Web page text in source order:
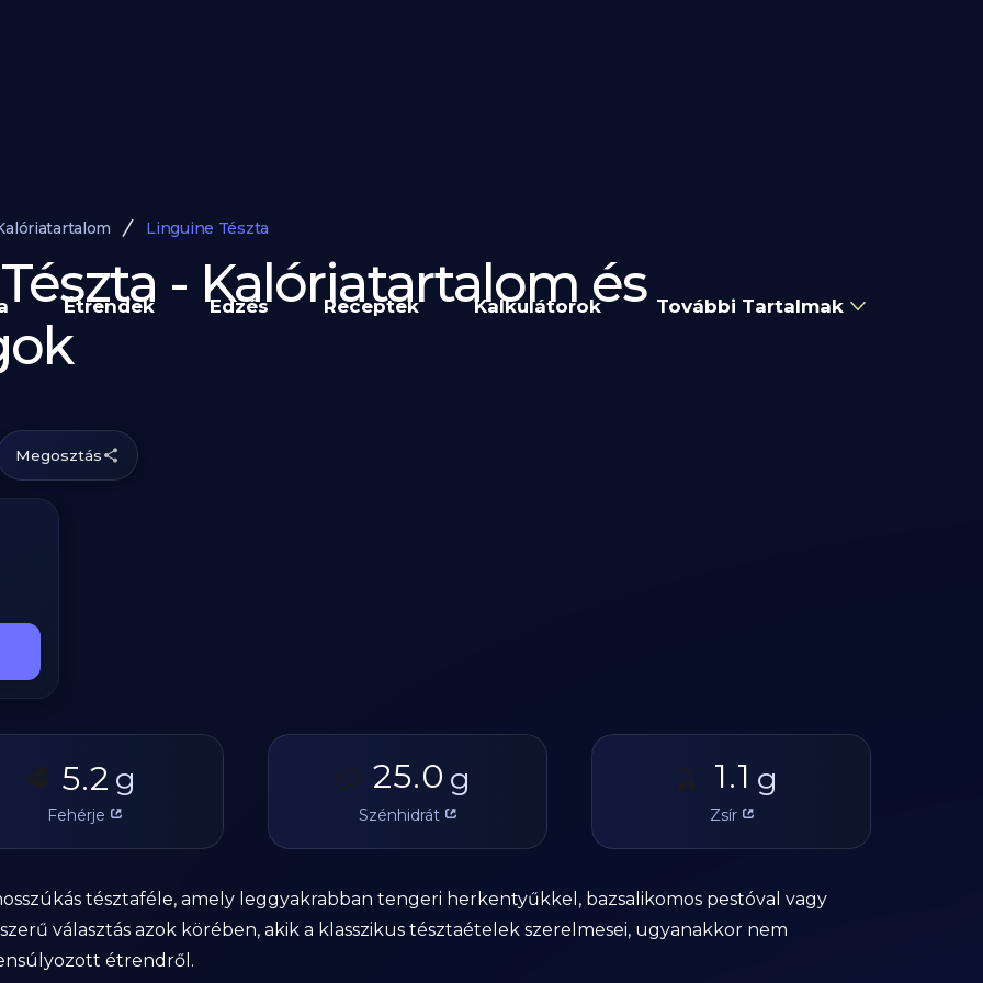
Étrendek Edzés Receptek Kalkulátorok További Tartalmak
Linguine Tészta
- Kalóriatartalom és
Megosztás
🥩 5.2 g
Fehérje
🥔 25.0 g
Szénhidrát
🫒 1.1 g
Zsír
tésztaféle, amely leggyakrabban tengeri herkentyűkkel, bazsalikomos pestóval vagy
választás azok körében, akik a klasszikus tésztaételek szerelmesei, ugyanakkor nem
étrendről.